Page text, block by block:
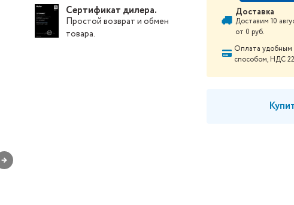
→
Сертификат дилера.
Простой возврат и обмен
товара.
Доставка
Доставим 10
от 0 руб.
Оплата удобным
способом, НДС